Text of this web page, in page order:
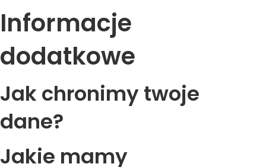
Informacje
dodatkowe
Jak chronimy twoje
dane?
Jakie mamy